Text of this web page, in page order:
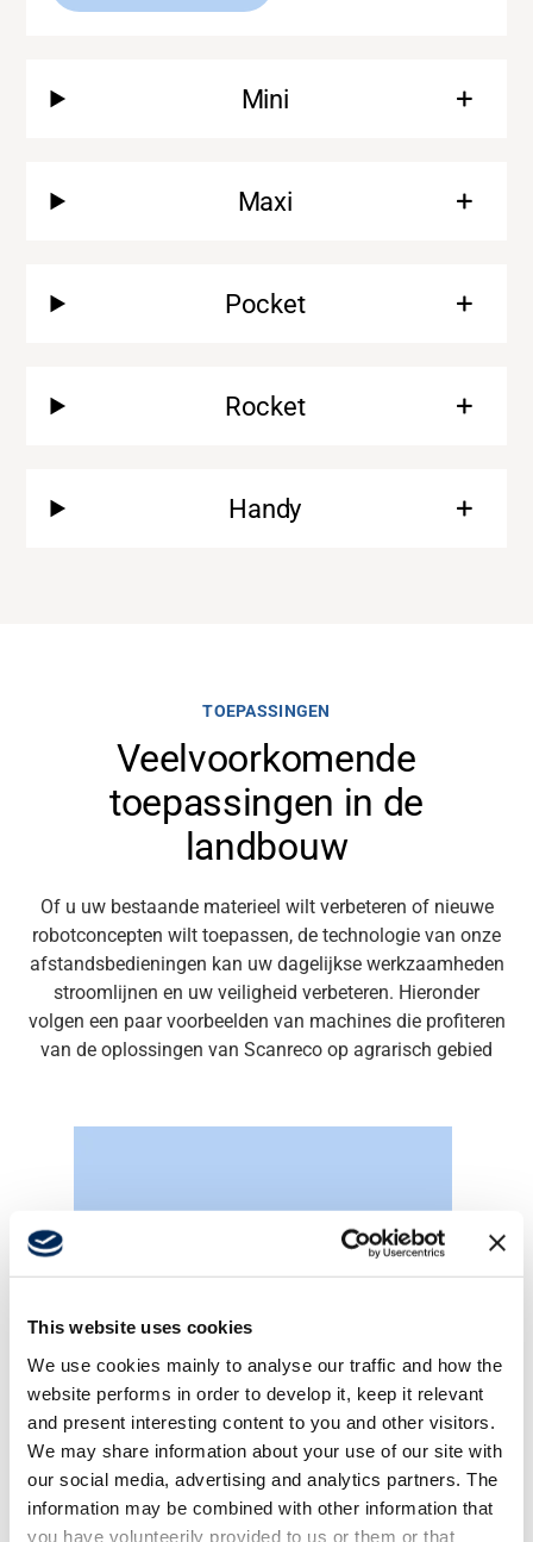
This website uses cookies
We use cookies mainly to analyse our traffic and how the
website performs in order to develop it, keep it relevant
and present interesting content to you and other visitors.
We may share information about your use of our site with
our social media, advertising and analytics partners. The
information may be combined with other information that
you have volunteerily provided to us or them or that
Ondersteuning
Mini
Maxi
Pocket
Rocket
Handy
TOEPASSINGEN
Veelvoorkomende
toepassingen in de
landbouw
Of u uw bestaande materieel wilt verbeteren of nieuwe
robotconcepten wilt toepassen, de technologie van onze
afstandsbedieningen kan uw dagelijkse werkzaamheden
stroomlijnen en uw veiligheid verbeteren. Hieronder
volgen een paar voorbeelden van machines die profiteren
van de oplossingen van Scanreco op agrarisch gebied
Aanhangers